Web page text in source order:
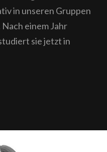
in unseren Gruppen
einem Jahr
sie jetzt in